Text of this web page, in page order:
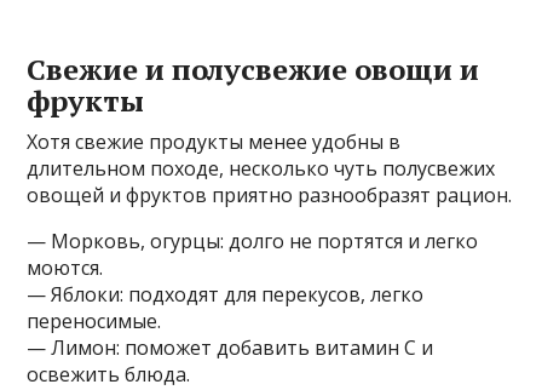
Свежие и полусвежие овощи и
фрукты
Хотя свежие продукты менее удобны в
длительном походе, несколько чуть полусвежих
овощей и фруктов приятно разнообразят рацион.
— Морковь, огурцы: долго не портятся и легко
моются.
— Яблоки: подходят для перекусов, легко
переносимые.
— Лимон: поможет добавить витамин С и
освежить блюда.